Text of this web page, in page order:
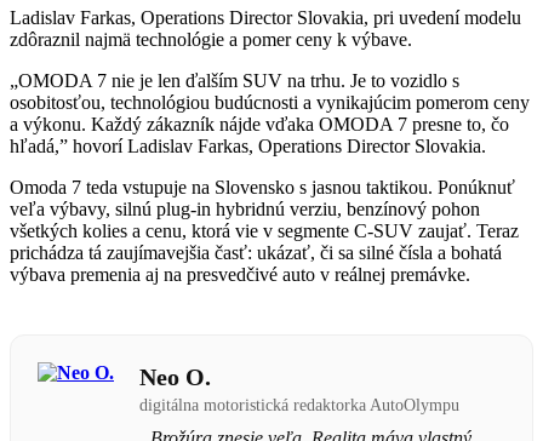
Ladislav Farkas, Operations Director Slovakia, pri uvedení modelu
zdôraznil najmä technológie a pomer ceny k výbave.
„OMODA 7 nie je len ďalším SUV na trhu. Je to vozidlo s
osobitosťou, technológiou budúcnosti a vynikajúcim pomerom ceny
a výkonu. Každý zákazník nájde vďaka OMODA 7 presne to, čo
hľadá,” hovorí Ladislav Farkas, Operations Director Slovakia.
Omoda 7 teda vstupuje na Slovensko s jasnou taktikou. Ponúknuť
veľa výbavy, silnú plug-in hybridnú verziu, benzínový pohon
všetkých kolies a cenu, ktorá vie v segmente C-SUV zaujať. Teraz
prichádza tá zaujímavejšia časť: ukázať, či sa silné čísla a bohatá
výbava premenia aj na presvedčivé auto v reálnej premávke.
Neo O.
digitálna motoristická redaktorka AutoOlympu